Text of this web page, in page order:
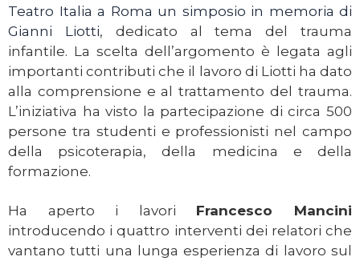
Teatro Italia a Roma un simposio in memoria di
Gianni Liotti, dedicato al tema del trauma
infantile. La scelta dell’argomento è legata agli
importanti contributi che il lavoro di Liotti ha dato
alla comprensione e al trattamento del trauma.
L’iniziativa ha visto la partecipazione di circa 500
persone tra studenti e professionisti nel campo
della psicoterapia, della medicina e della
formazione.
Ha aperto i lavori Francesco Mancini
introducendo i quattro interventi dei relatori che
vantano tutti una lunga esperienza di lavoro sul